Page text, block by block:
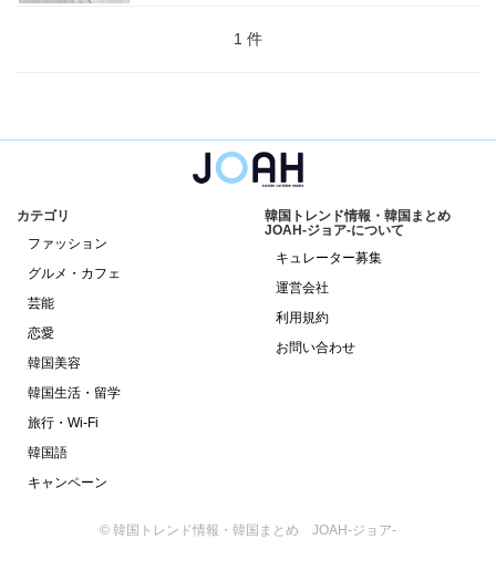
1 件
カテゴリ
ファッション
グルメ・カフェ
芸能
恋愛
韓国美容
韓国生活・留学
旅行・Wi-Fi
韓国語
キャンペーン
韓国トレンド情報・韓国まとめ
JOAH-ジョア-について
キュレーター募集
運営会社
利用規約
お問い合わせ
© 韓国トレンド情報・韓国まとめ JOAH-ジョア-